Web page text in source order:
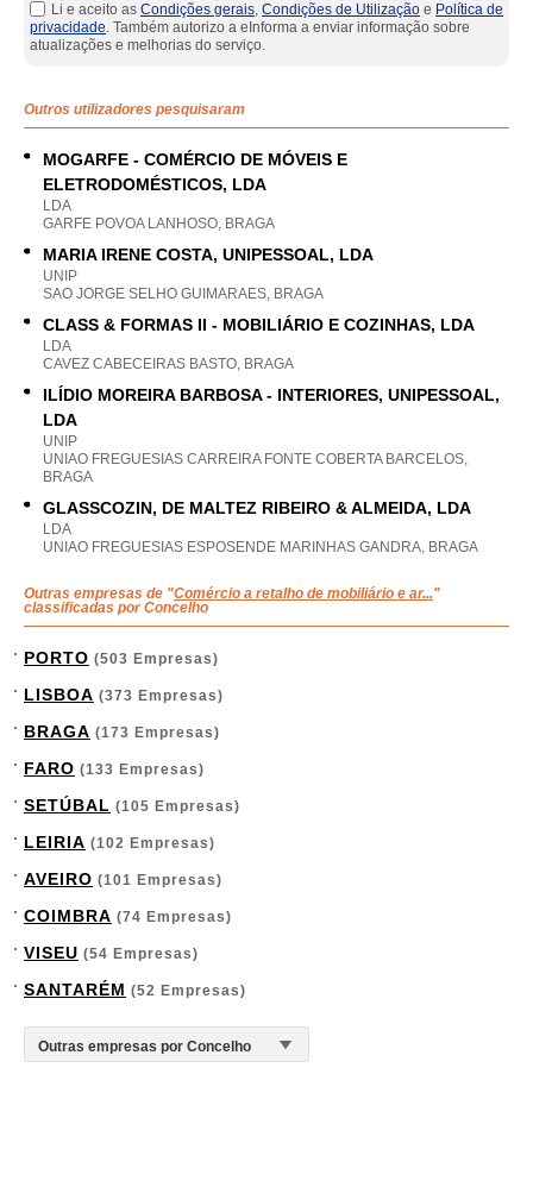
Li e aceito as Condições gerais, Condições de Utilização e Política de
privacidade. Também autorizo a eInforma a enviar informação sobre
atualizações e melhorias do serviço.
Outros utilizadores pesquisaram
MOGARFE - COMÉRCIO DE MÓVEIS E
ELETRODOMÉSTICOS, LDA
LDA
GARFE POVOA LANHOSO, BRAGA
MARIA IRENE COSTA, UNIPESSOAL, LDA
UNIP
SAO JORGE SELHO GUIMARAES, BRAGA
CLASS & FORMAS II - MOBILIÁRIO E COZINHAS, LDA
LDA
CAVEZ CABECEIRAS BASTO, BRAGA
ILÍDIO MOREIRA BARBOSA - INTERIORES, UNIPESSOAL,
LDA
UNIP
UNIAO FREGUESIAS CARREIRA FONTE COBERTA BARCELOS,
BRAGA
GLASSCOZIN, DE MALTEZ RIBEIRO & ALMEIDA, LDA
LDA
UNIAO FREGUESIAS ESPOSENDE MARINHAS GANDRA, BRAGA
Outras empresas de "Comércio a retalho de mobiliário e ar..."
classificadas por Concelho
PORTO (503 Empresas)
LISBOA (373 Empresas)
BRAGA (173 Empresas)
FARO (133 Empresas)
SETÚBAL (105 Empresas)
LEIRIA (102 Empresas)
AVEIRO (101 Empresas)
COIMBRA (74 Empresas)
VISEU (54 Empresas)
SANTARÉM (52 Empresas)